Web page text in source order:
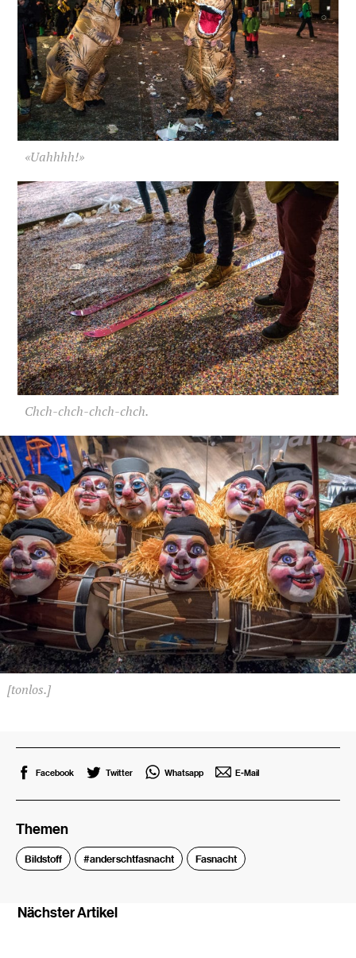
«Uahhhh!»
Chch-chch-chch-chch.
[tonlos.]
Facebook Twitter Whatsapp E-Mail
Themen
Bildstoff #anderschtfasnacht Fasnacht
Nächster Artikel